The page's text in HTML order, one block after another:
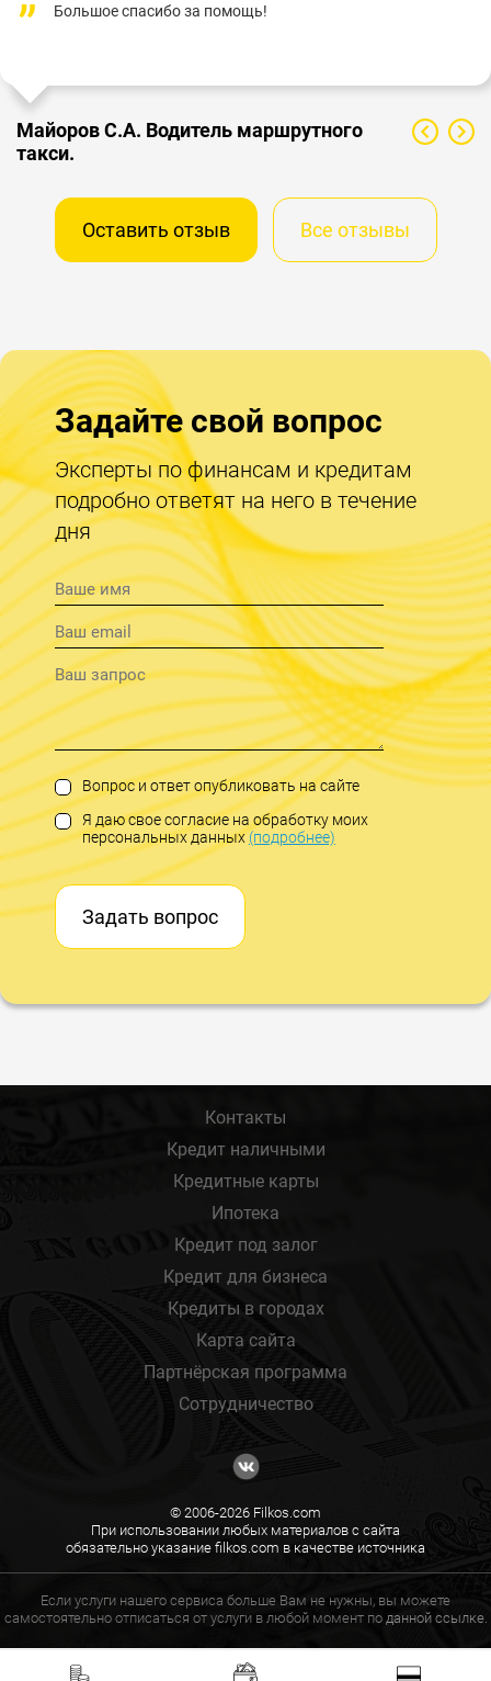
Большое спасибо за помощь!
Майоров С.А. Водитель маршрутного
такси.
Оставить отзыв Все отзывы
Задайте свой вопрос
Эксперты по финансам и кредитам
подробно ответят на него в течение
дня
Вопрос и ответ опубликовать на сайте
Я даю свое согласие на обработку моих
персональных данных(подробнее)
Задать вопрос
Контакты
Кредит наличными
Кредитные карты
Ипотека
Кредит под залог
Кредит для бизнеса
Кредиты в городах
Карта сайта
Партнёрская программа
Сотрудничество
© 2006-2026 Filkos.com
При использовании любых материалов с сайта
обязательно указание filkos.com в качестве источника
Если услуги нашего сервиса больше Вам не нужны, вы можете
самостоятельно отписаться от услуги в любой момент по данной ссылке.